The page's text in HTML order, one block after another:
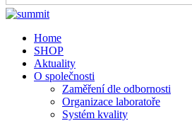
Home
SHOP
Aktuality
O společnosti
Zaměření dle odbornosti
Organizace laboratoře
Systém kvality